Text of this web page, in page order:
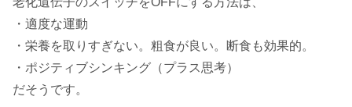
・適度な運動
・栄養を取りすぎない。粗食が良い。断食も効果的。
・ポジティブシンキング（プラス思考）
だそうです。